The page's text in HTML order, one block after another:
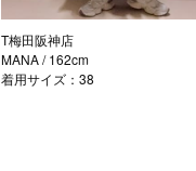
T梅田阪神店
MANA/ 162cm
着用サイズ：38